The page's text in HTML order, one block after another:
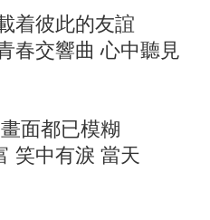
着彼此的友誼
春交響曲 心中聽見
面都已模糊
笑中有淚 當天